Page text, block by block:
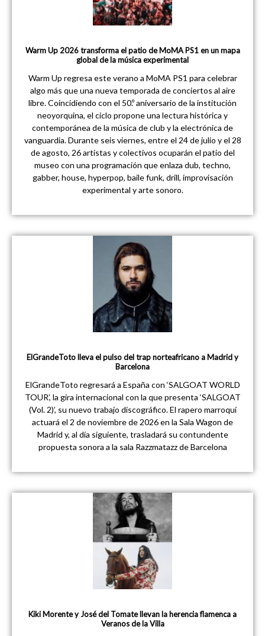
Warm Up 2026 transforma el patio de MoMA PS1 en un mapa
global de la música experimental
Warm Up regresa este verano a MoMA PS1 para celebrar
algo más que una nueva temporada de conciertos al aire
libre. Coincidiendo con el 50.º aniversario de la institución
neoyorquina, el ciclo propone una lectura histórica y
contemporánea de la música de club y la electrónica de
vanguardia. Durante seis viernes, entre el 24 de julio y el 28
de agosto, 26 artistas y colectivos ocuparán el patio del
museo con una programación que enlaza dub, techno,
gabber, house, hyperpop, baile funk, drill, improvisación
experimental y arte sonoro.
ElGrandeToto lleva el pulso del trap norteafricano a Madrid y
Barcelona
ElGrandeToto regresará a España con ‘SALGOAT WORLD
TOUR’, la gira internacional con la que presenta ‘SALGOAT
(Vol. 2)’, su nuevo trabajo discográfico. El rapero marroquí
actuará el 2 de noviembre de 2026 en la Sala Wagon de
Madrid y, al día siguiente, trasladará su contundente
propuesta sonora a la sala Razzmatazz de Barcelona
Kiki Morente y José del Tomate llevan la herencia flamenca a
Veranos de la Villa